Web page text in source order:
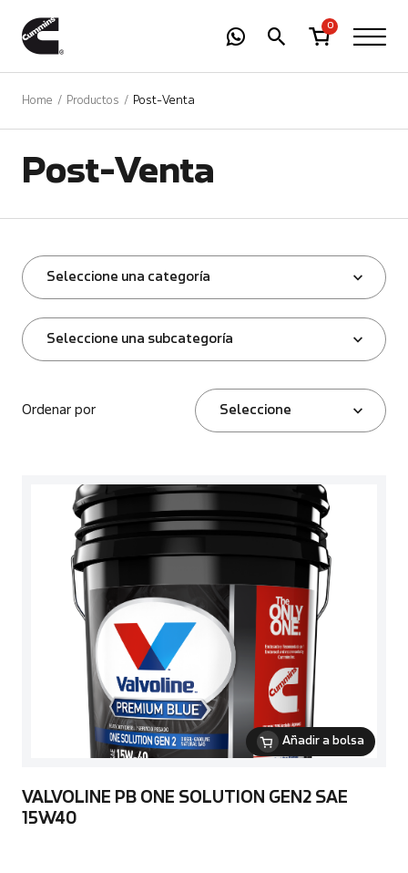
0
Home Productos Post-Venta
Post-Venta
Seleccione una categoría
Seleccione una subcategoría
Ordenar por Seleccione
Añadir a bolsa
VALVOLINE PB ONE SOLUTION GEN2 SAE
15W40